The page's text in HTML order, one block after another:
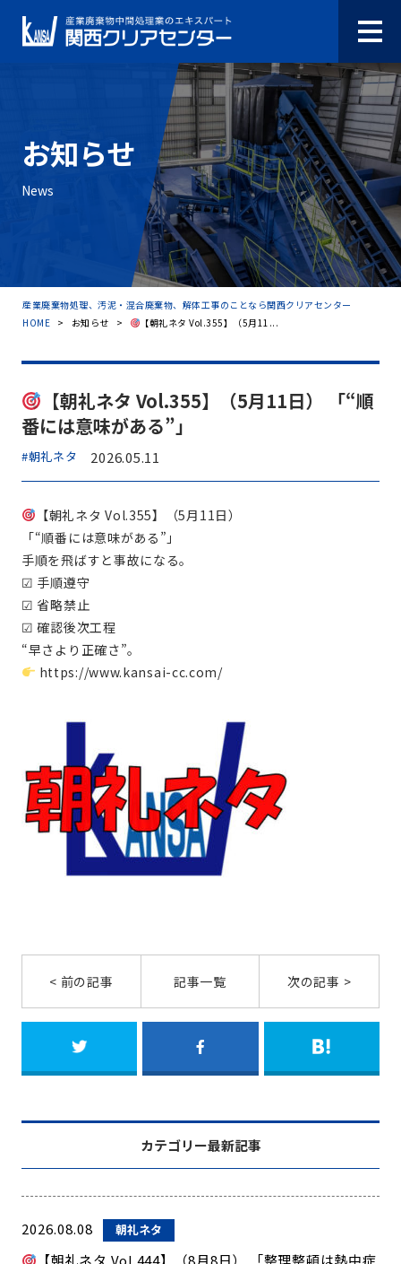
お知らせ
News
産業廃棄物処理、汚泥・混合廃棄物、解体工事のことなら関西クリアセンター
HOME > お知らせ > 【朝礼ネタ Vol.355】（5月11...
【朝礼ネタ Vol.355】（5月11日） 「“順
番には意味がある”」
#朝礼ネタ 2026.05.11
【朝礼ネタ Vol.355】（5月11日）
「“順番には意味がある”」
手順を飛ばすと事故になる。
☑ 手順遵守
☑ 省略禁止
☑ 確認後次工程
“早さより正確さ”。
https://www.kansai-cc.com/
< 前の記事 記事一覧 次の記事 >
カテゴリー最新記事
2026.08.08 朝礼ネタ
【朝礼ネタ Vol.444】（8月8日） 「整理整頓は熱中症